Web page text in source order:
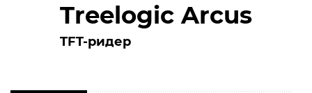
Treelogic Arcus
TFT-ридер